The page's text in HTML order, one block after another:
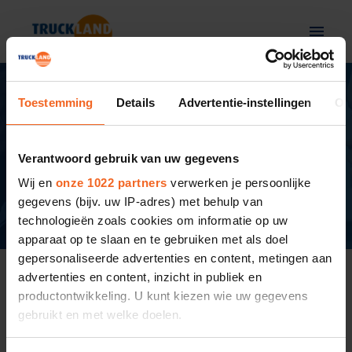
Toestemming Details Advertentie-instellingen
Verantwoord gebruik van uw gegevens
Wij en onze 1022 partners verwerken je persoonlijke
gegevens (bijv. uw IP-adres) met behulp van
technologieën zoals cookies om informatie op uw
apparaat op te slaan en te gebruiken met als doel
gepersonaliseerde advertenties en content, metingen aan
advertenties en content, inzicht in publiek en
productontwikkeling. U kunt kiezen wie uw gegevens
gebruikt en met welke doelen.
content
Homepagina
Rik Papavoine
Truckland (voorheen van Hooft, vestiging Den
Bosch). Hij bekleed de functie van voorman en
daarnaast begeleid hij ook de leerling-monteurs
vanuit zijn rol als leermeester.
complexe vraagstukken, waar
bijvoorbeeld transportbedrijven zelf
niet uitkomen, kan oplossen voor de